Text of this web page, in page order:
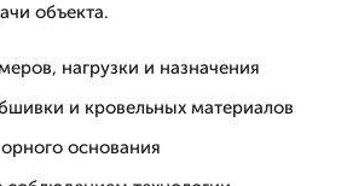
объекта.
нагрузки и назначения
и кровельных материалов
основания